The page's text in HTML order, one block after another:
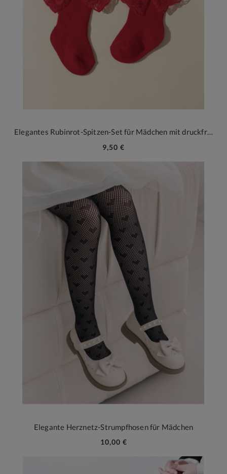
Elegantes Rubinrot-Spitzen-Set für Mädchen mit druckfreien Fest­socken und Haarband
9,50 €
Elegante Herznetz-Strumpfhosen für Mädchen
10,00 €